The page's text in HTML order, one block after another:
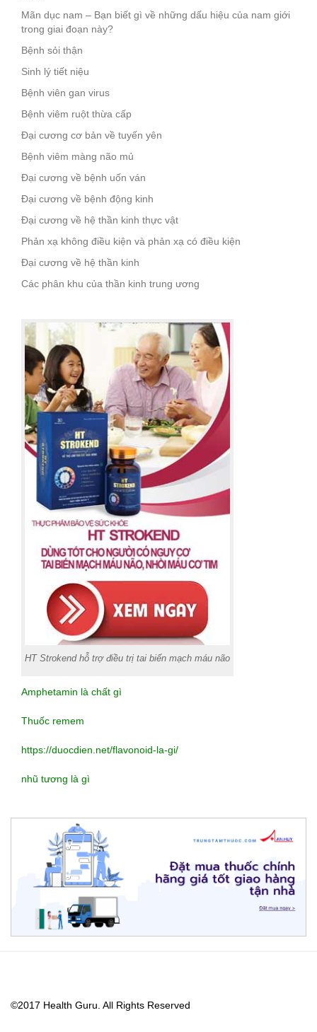
Mãn dục nam – Bạn biết gì về những dấu hiệu của nam giới
trong giai đoạn này?
Bệnh sỏi thận
Sinh lý tiết niệu
Bệnh viên gan virus
Bệnh viêm ruột thừa cấp
Đại cương cơ bản về tuyến yên
Bệnh viêm màng não mủ
Đại cương về bệnh uốn ván
Đại cương về bệnh động kinh
Đại cương về hệ thần kinh thực vật
Phản xạ không điều kiện và phản xạ có điều kiện
Đại cương về hệ thần kinh
Các phân khu của thần kinh trung ương
HT Strokend hỗ trợ điều trị tai biến mạch máu não
Amphetamin là chất gì
Thuốc remem
https://duocdien.net/flavonoid-la-gi/
nhũ tương là gì
sinh-©2017 Health Guru . All Rights Reserved